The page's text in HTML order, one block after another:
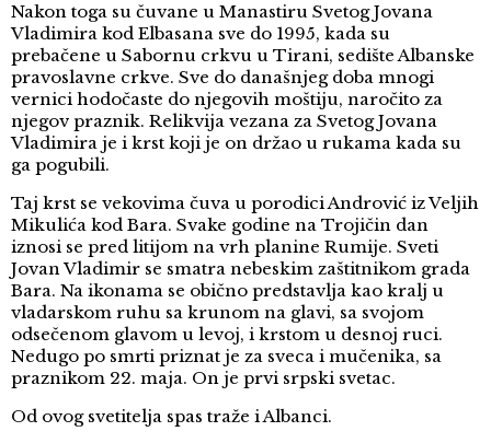
Nakon toga su čuvane u Manastiru Svetog Jovana
Vladimira kod Elbasana sve do 1995, kada su
prebačene u Sabornu crkvu u Tirani, sedište Albanske
pravoslavne crkve. Sve do današnjeg doba mnogi
vernici hodočaste do njegovih moštiju, naročito za
njegov praznik. Relikvija vezana za Svetog Jovana
Vladimira je i krst koji je on držao u rukama kada su
ga pogubili.
Taj krst se vekovima čuva u porodici Andrović iz Veljih
Mikulića kod Bara. Svake godine na Trojičin dan
iznosi se pred litijom na vrh planine Rumije. Sveti
Jovan Vladimir se smatra nebeskim zaštitnikom grada
Bara. Na ikonama se obično predstavlja kao kralj u
vladarskom ruhu sa krunom na glavi, sa svojom
odsečenom glavom u levoj, i krstom u desnoj ruci.
Nedugo po smrti priznat je za sveca i mučenika, sa
praznikom 22. maja. On je prvi srpski svetac.
Od ovog svetitelja spas traže i Albanci.